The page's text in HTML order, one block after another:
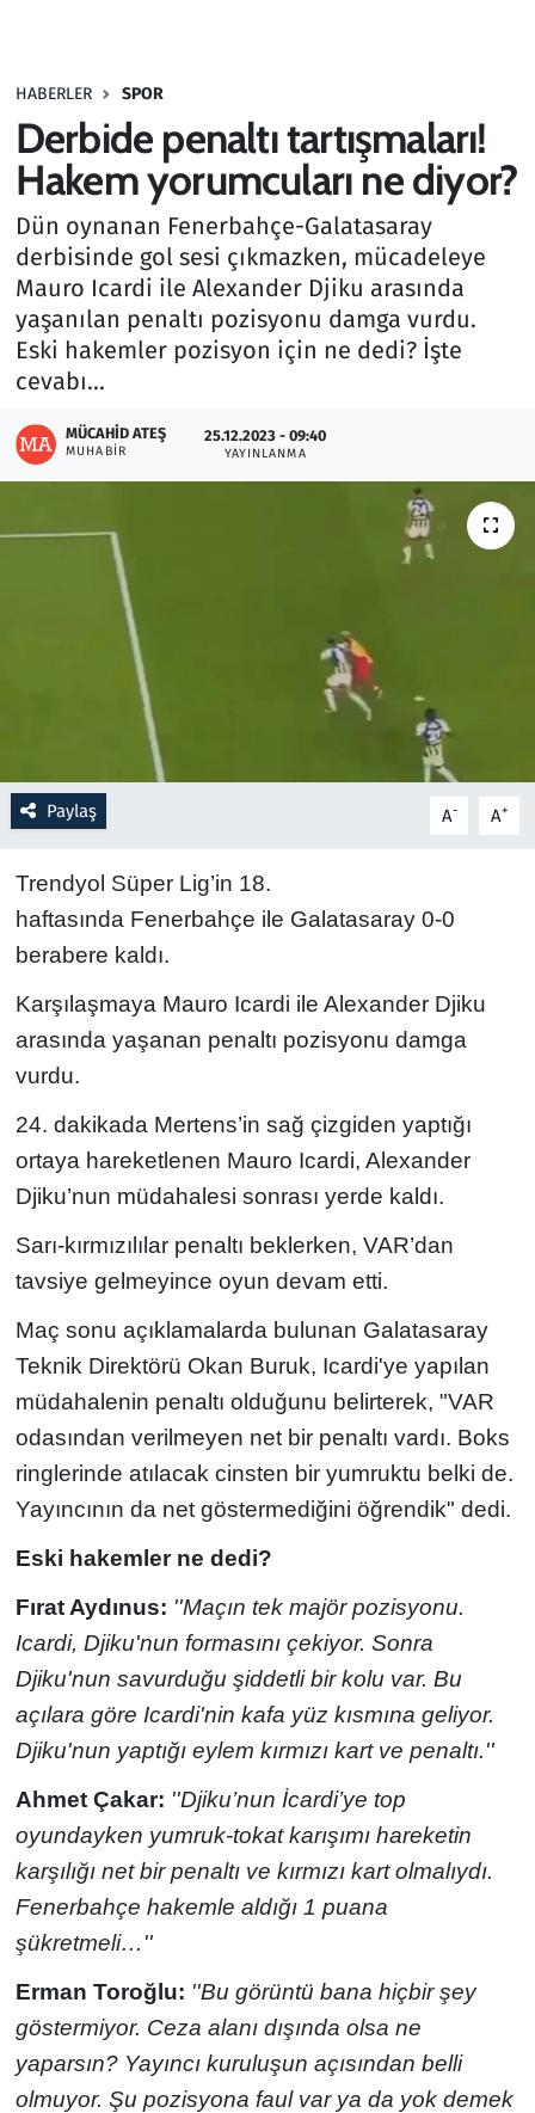
HABERLER SPOR
Derbide penaltı tartışmaları!
Hakem yorumcuları ne diyor?
Dün oynanan Fenerbahçe-Galatasaray
derbisinde gol sesi çıkmazken, mücadeleye
Mauro Icardi ile Alexander Djiku arasında
yaşanılan penaltı pozisyonu damga vurdu.
Eski hakemler pozisyon için ne dedi? İşte
cevabı...
MÜCAHID ATEŞ
MUHABIR
25.12.2023 - 09:40
YAYINLANMA
Paylaş A- A+
Trendyol Süper Lig’in 18.
haftasında Fenerbahçe ile Galatasaray 0-0
berabere kaldı.
Karşılaşmaya Mauro Icardi ile Alexander Djiku
arasında yaşanan penaltı pozisyonu damga
vurdu.
24. dakikada Mertens’in sağ çizgiden yaptığı
ortaya hareketlenen Mauro Icardi, Alexander
Djiku’nun müdahalesi sonrası yerde kaldı.
Sarı-kırmızılılar penaltı beklerken, VAR’dan
tavsiye gelmeyince oyun devam etti.
Maç sonu açıklamalarda bulunan Galatasaray
Teknik Direktörü Okan Buruk, Icardi'ye yapılan
müdahalenin penaltı olduğunu belirterek, "VAR
odasından verilmeyen net bir penaltı vardı. Boks
ringlerinde atılacak cinsten bir yumruktu belki de.
Yayıncının da net göstermediğini öğrendik" dedi.
Eski hakemler ne dedi?
Fırat Aydınus: ''Maçın tek majör pozisyonu.
Icardi, Djiku'nun formasını çekiyor. Sonra
Djiku'nun savurduğu şiddetli bir kolu var. Bu
açılara göre Icardi'nin kafa yüz kısmına geliyor.
Djiku'nun yaptığı eylem kırmızı kart ve penaltı.''
Ahmet Çakar: ''Djiku’nun İcardi’ye top
oyundayken yumruk-tokat karışımı hareketin
karşılığı net bir penaltı ve kırmızı kart olmalıydı.
Fenerbahçe hakemle aldığı 1 puana
şükretmeli…''
Erman Toroğlu: ''Bu görüntü bana hiçbir şey
göstermiyor. Ceza alanı dışında olsa ne
yaparsın? Yayıncı kuruluşun açısından belli
olmuyor. Şu pozisyona faul var ya da yok demek
Haber
Kültür Sanat
Kurumsal Haberler
Lezzet Durağı
Memur ve Kamu
Ramazan
Resmi İlanlar
Rüya Tabirleri
Savunma Sanayi
Seçim 2023
Spor
Teknoloji ve Bilim
Televizyon